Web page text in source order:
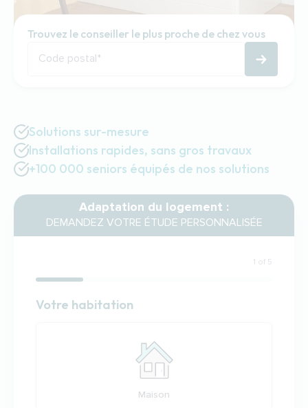
Trouvez le conseiller le plus proche de chez vous
Code postal*
Solutions sur-mesure
Installations rapides, sans gros travaux
+100 000 seniors équipés de nos solutions
Adaptation du logement :
DEMANDEZ VOTRE ÉTUDE PERSONNALISÉE
1 of 5
Habitation
Votre habitation
Maison